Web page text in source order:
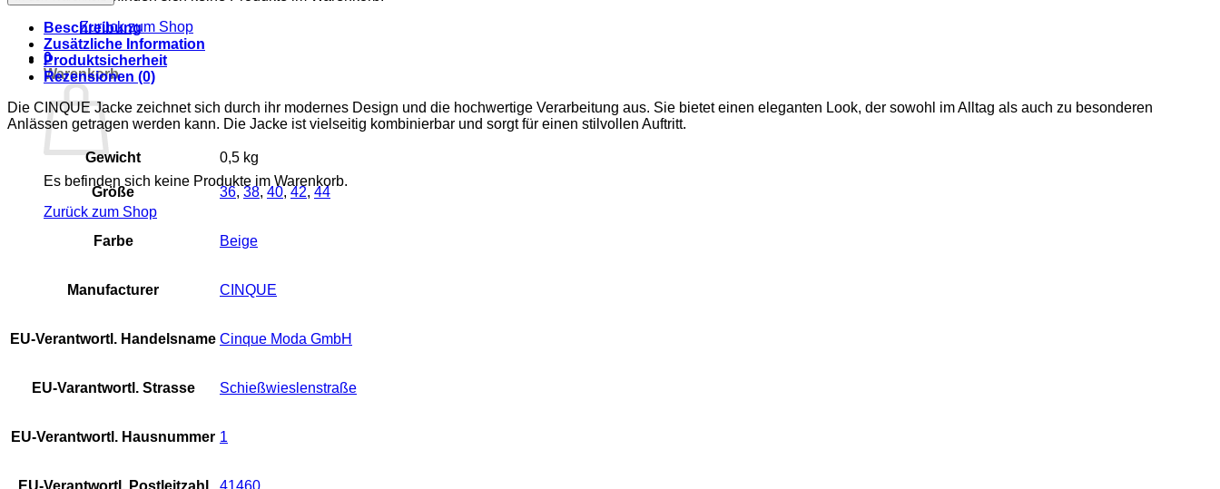
Zurück zum Shop
0
Warenkorb
Es befinden sich keine Produkte im Warenkorb.
Zurück zum Shop
Jacke
Menge
Beschreibung
Zusätzliche Information
Produktsicherheit
Rezensionen (0)
Die CINQUE Jacke zeichnet sich durch ihr modernes Design und die hochwertige Verarbeitung aus. Sie bietet einen eleganten Look, der sowohl im Alltag als auch zu besonderen
Anlässen getragen werden kann. Die Jacke ist vielseitig kombinierbar und sorgt für einen stilvollen Auftritt.
Gewicht 0,5 kg
Größe 36, 38, 40, 42, 44
Farbe Beige
Manufacturer CINQUE
EU-Verantwortl. Handelsname Cinque Moda GmbH
EU-Varantwortl. Strasse Schießwieslenstraße
EU-Verantwortl. Hausnummer 1
EU-Verantwortl. Postleitzahl 41460